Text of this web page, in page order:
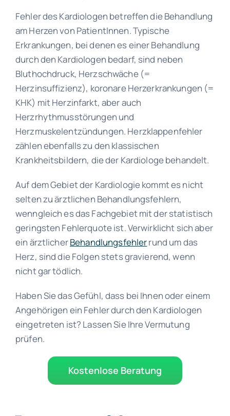
Fehler des Kardiologen betreffen die Behandlung
am Herzen von PatientInnen. Typische
Erkrankungen, bei denen es einer Behandlung
durch den Kardiologen bedarf, sind neben
Bluthochdruck, Herzschwäche (=
Herzinsuffizienz), koronare Herzerkrankungen (=
KHK) mit Herzinfarkt, aber auch
Herzrhythmusstörungen und
Herzmuskelentzündungen. Herzklappenfehler
zählen ebenfalls zu den klassischen
Krankheitsbildern, die der Kardiologe behandelt.
Auf dem Gebiet der Kardiologie kommt es nicht
selten zu ärztlichen Behandlungsfehlern,
wenngleich es das Fachgebiet mit der statistisch
geringsten Fehlerquote ist. Verwirklicht sich aber
ein ärztlicherBehandlungsfehlerrund um das
Herz, sind die Folgen stets gravierend, wenn
nicht gar tödlich.
Haben Sie das Gefühl, dass bei Ihnen oder einem
Angehörigen ein Fehler durch den Kardiologen
eingetreten ist? Lassen Sie Ihre Vermutung
prüfen.
Kostenlose Beratung